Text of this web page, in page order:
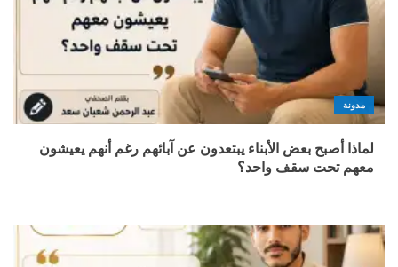
مدونة
لماذا أصبح بعض الأبناء يبتعدون عن آبائهم رغم أنهم يعيشون
معهم تحت سقف واحد؟